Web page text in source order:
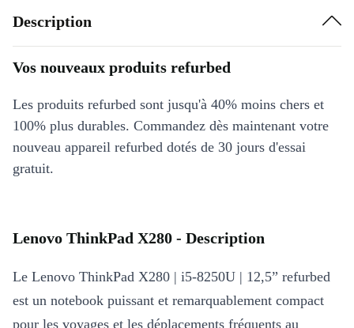
Description
Vos nouveaux produits refurbed
Les produits refurbed sont jusqu'à 40% moins chers et
100% plus durables. Commandez dès maintenant votre
nouveau appareil refurbed dotés de 30 jours d'essai
gratuit.
Lenovo ThinkPad X280 - Description
Le Lenovo ThinkPad X280 | i5-8250U | 12,5” refurbed
est un notebook puissant et remarquablement compact
pour les voyages et les déplacements fréquents au